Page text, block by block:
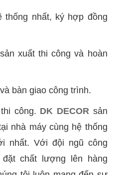
nhất, ký hợp đồng
xuất thi công và hoàn
bàn giao công trình.
công. DK DECOR sản
nhà máy cùng hệ thống
nhất. Với đội ngũ công
chất lượng lên hàng